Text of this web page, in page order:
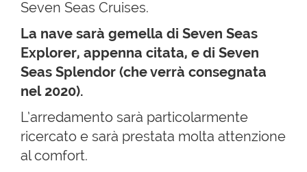
Seven Seas Cruises.
La nave sarà gemella di Seven Seas
Explorer, appenna citata, e di Seven
Seas Splendor (che verrà consegnata
nel 2020).
L’arredamento sarà particolarmente
ricercato e sarà prestata molta attenzione
al comfort.